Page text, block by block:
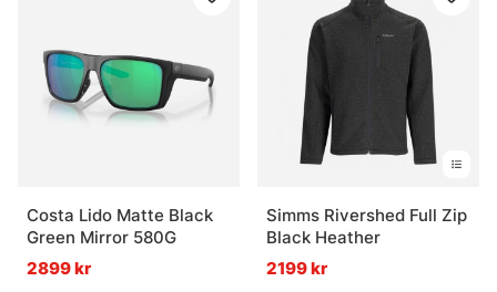
Costa Lido Matte Black
Green Mirror 580G
2899 kr
Simms Rivershed Full Zip
Black Heather
2199 kr